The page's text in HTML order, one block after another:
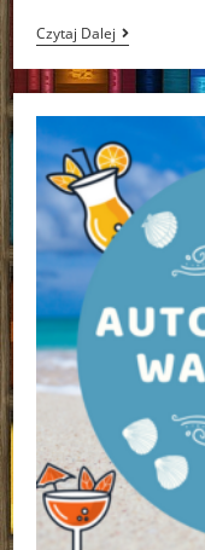
Czytaj DalejAutorski
Cykl
Wakacyjny:
Ewa